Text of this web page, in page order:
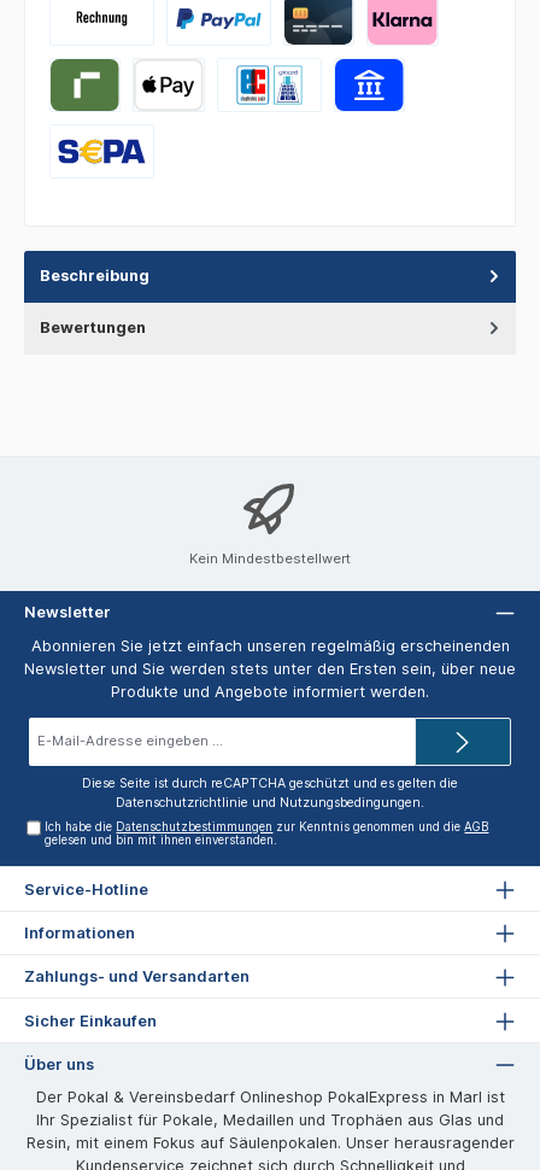
Beschreibung
Bewertungen
Kein Mindestbestellwert
Newsletter
Abonnieren Sie jetzt einfach unseren regelmäßig erscheinenden
Newsletter und Sie werden stets unter den Ersten sein, über neue
Produkte und Angebote informiert werden.
Diese Seite ist durch reCAPTCHA geschützt und es gelten die
Datenschutzrichtlinie und Nutzungsbedingungen.
Ich habe die Datenschutzbestimmungen zur Kenntnis genommen und dieAGB
gelesen und bin mit ihnen einverstanden.
Service-Hotline
Informationen
Zahlungs- und Versandarten
Sicher Einkaufen
Über uns
Der Pokal & Vereinsbedarf Onlineshop PokalExpress in Marl ist
Ihr Spezialist für Pokale, Medaillen und Trophäen aus Glas und
Resin, mit einem Fokus auf Säulenpokalen. Unser herausragender
Kundenservice zeichnet sich durch Schnelligkeit und